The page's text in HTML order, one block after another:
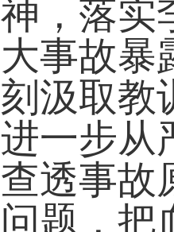
神，落实
大事故暴
刻汲取教
进一步从
查透事故
问题，把